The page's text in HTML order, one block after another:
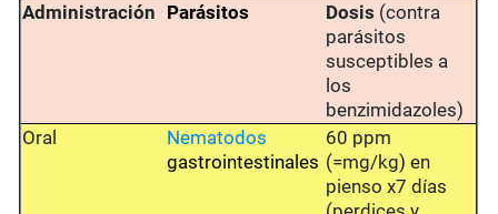
Administración Parásitos Dosis (contra
parásitos
susceptibles a
los
benzimidazoles)
Oral
Nematodos
gastrointestinales
60 ppm
(=mg/kg) en
pienso x7 días